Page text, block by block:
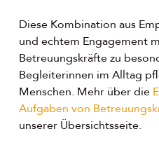
Diese Kombination aus
und echtem Engagement
Betreuungskräfte zu
Begleiterinnen im Alltag
Menschen. Mehr über die
Aufgaben von
unserer Übersichtsseite.